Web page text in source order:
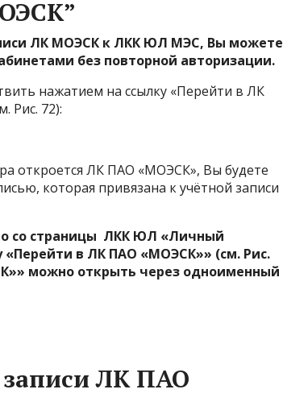
ЛК МОЭСК к ЛКК ЮЛ МЭС, Вы можете
без повторной авторизации.
нажатием на ссылку «Перейти в ЛК
Рис. 72):
откроется ЛК ПАО «МОЭСК», Вы будете
которая привязана к учётной записи
со страницы ЛКК ЮЛ «Личный
в ЛК ПАО «МОЭСК»» (см. Рис.
можно открыть через одноименный
ЛК ПАО